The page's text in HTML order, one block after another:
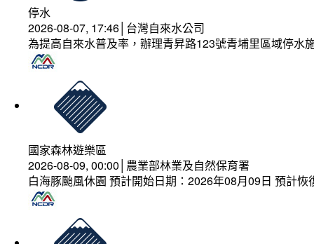
停水
2026-08-07, 17:46│台灣自來水公司
為提高自來水普及率，辦理青昇路123號青埔里區域停水
國家森林遊樂區
2026-08-09, 00:00│農業部林業及自然保育署
白海豚颱風休園 預計開始日期：2026年08月09日 預計